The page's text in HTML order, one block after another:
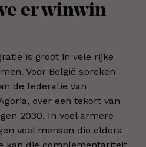
er winwin
is groot in vele rijke
Voor België spreken
de federatie van
over een tekort van
2030. In veel armere
veel mensen die elders